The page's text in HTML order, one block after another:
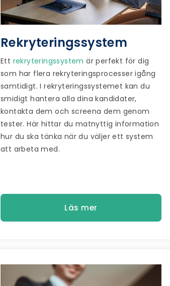
Rekryteringssystem
Ett rekryteringssystem är perfekt för dig
som har flera rekryteringsprocesser igång
samtidigt. I rekryteringssystemet kan du
smidigt hantera alla dina kandidater,
kontakta dem och screena dem genom
tester. Här hittar du matnyttig information
hur du ska tänka när du väljer ett system
att arbeta med.
Läs mer